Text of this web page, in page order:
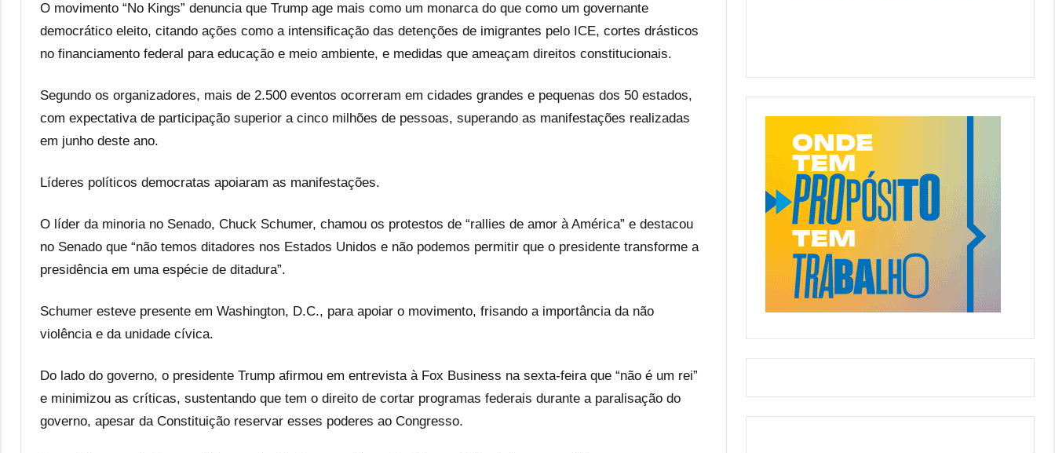
O movimento “No Kings” denuncia que Trump age mais como um monarca do que como um governante
democrático eleito, citando ações como a intensificação das detenções de imigrantes pelo ICE, cortes drásticos
no financiamento federal para educação e meio ambiente, e medidas que ameaçam direitos constitucionais.
Segundo os organizadores, mais de 2.500 eventos ocorreram em cidades grandes e pequenas dos 50 estados,
com expectativa de participação superior a cinco milhões de pessoas, superando as manifestações realizadas
em junho deste ano.
Líderes políticos democratas apoiaram as manifestações.
O líder da minoria no Senado, Chuck Schumer, chamou os protestos de “rallies de amor à América” e destacou
no Senado que “não temos ditadores nos Estados Unidos e não podemos permitir que o presidente transforme a
presidência em uma espécie de ditadura”.
Schumer esteve presente em Washington, D.C., para apoiar o movimento, frisando a importância da não
violência e da unidade cívica.
Do lado do governo, o presidente Trump afirmou em entrevista à Fox Business na sexta-feira que “não é um rei”
e minimizou as críticas, sustentando que tem o direito de cortar programas federais durante a paralisação do
governo, apesar da Constituição reservar esses poderes ao Congresso.